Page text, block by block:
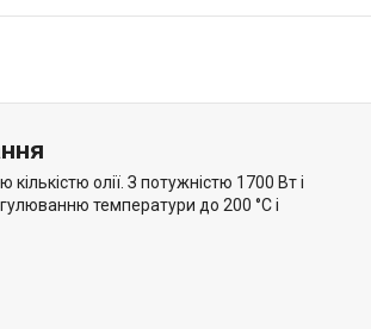
олії. З потужністю 1700 Вт і
температури до 200 °C і